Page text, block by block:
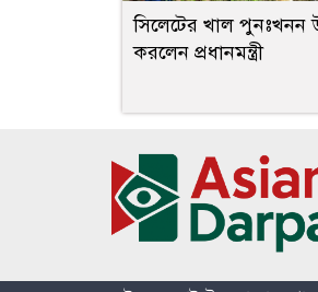
সিলেটের খাল পুনঃখনন
করলেন প্রধানমন্ত্রী